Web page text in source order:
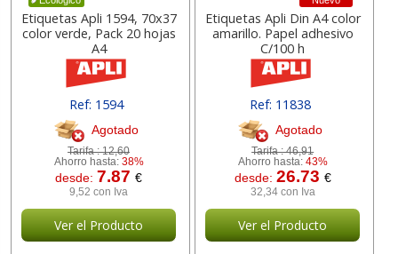
Etiquetas Apli 1594, 70x37
color verde, Pack 20 hojas
A4
Ref: 1594
Agotado
Tarifa :12,60
Ahorro hasta: 38%
desde: 7.87€
9,52 con Iva
Ver el Producto
Etiquetas Apli Din A4 color
amarillo. Papel adhesivo
C/100 h
Ref: 11838
Agotado
Tarifa :46,91
Ahorro hasta: 43%
desde: 26.73 €
32,34 con Iva
Ver el Producto